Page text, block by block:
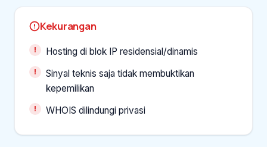
Kekurangan
Hosting di blok IP residensial/dinamis
Sinyal teknis saja tidak membuktikan
kepemilikan
WHOIS dilindungi privasi